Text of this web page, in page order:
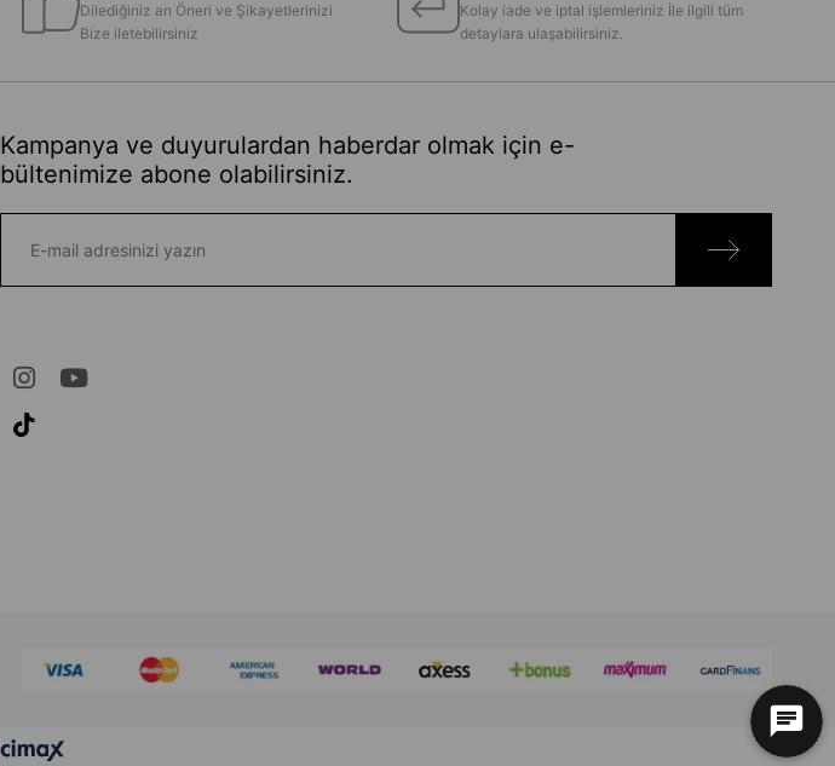
Dilediğiniz an Öneri ve Şikayetlerinizi
Bize iletebilirsiniz
Kolay iade ve iptal işlemleriniz İle ilgili tüm
detaylara ulaşabilirsiniz.
Kampanya ve duyurulardan haberdar olmak için e-
bültenimize abone olabilirsiniz.